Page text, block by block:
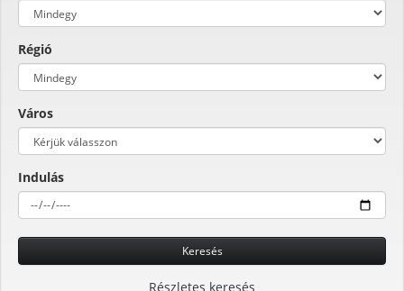
Régió
Város
Indulás
Keresés
Részletes keresés